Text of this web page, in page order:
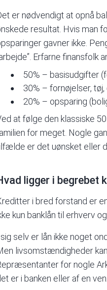
er nødvendigt at opnå
resultat. Hvis man
gavner ikke.
Erfarne
50% – basisudgifter
30% – fornøjelser,
20% – opsparing
at følge den klassiske
for meget. Nogle
er det uønsket eller
ligger i begrebet
i bred forstand er
kun banklån til erhverv
selv er lån ikke noget
livsomstændigheder
for nogle
er i banken eller af en ven.